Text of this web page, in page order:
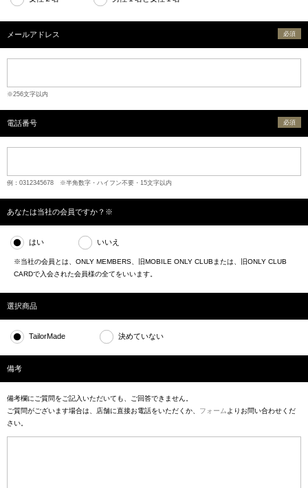
メールアドレス 必須
※256文字以内
電話番号 必須
例：0312345678 ※半角数字・ハイフン不要・15文字以内
あなたは当社の会員ですか？※
はい いいえ
※当社の会員とは、ONLY MEMBERS、旧MOBILE ONLY CLUBまたは、旧ONLY CLUB
CARDで入会された会員様の全てをいいます。
選択商品
TailorMade 決めていない
備考
備考欄にご質問をご記入いただいても、ご回答できません。
ご質問がございます場合は、店舗に直接お電話をいただくか、 フォーム よりお問い合わせくだ
さい。